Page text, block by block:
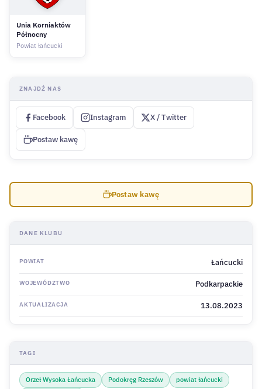
Unia Korniaktów
Północny
Powiat łańcucki
ZNAJDŹ NAS
Facebook Instagram X / Twitter
Postaw kawę
Postaw kawę
DANE KLUBU
POWIAT Łańcucki
WOJEWÓDZTWO Podkarpackie
AKTUALIZACJA 13.08.2023
TAGI
Orzeł Wysoka Łańcucka Podokręg Rzeszów
powiat łańcucki